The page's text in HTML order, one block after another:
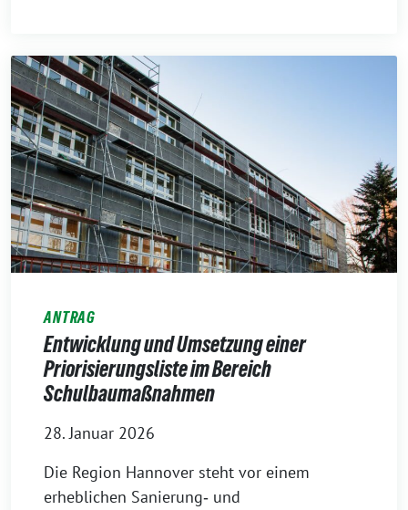
ANTRAG
Entwicklung und Umsetzung einer
Priorisierungsliste im Bereich
Schulbaumaßnahmen
28. Januar 2026
Die Region Hannover steht vor einem
erheblichen Sanierung‑ und